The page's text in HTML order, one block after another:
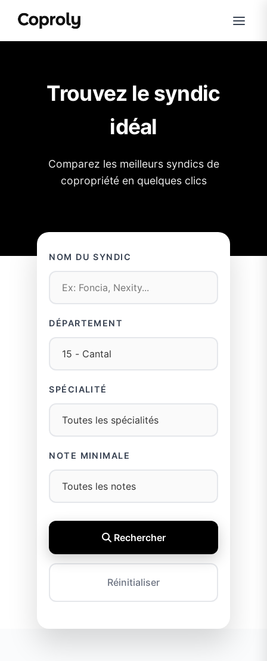
Trouvez le syndic
idéal
Comparez les meilleurs syndics de
copropriété en quelques clics
NOM DU SYNDIC
DÉPARTEMENT
SPÉCIALITÉ
NOTE MINIMALE
Rechercher
Réinitialiser